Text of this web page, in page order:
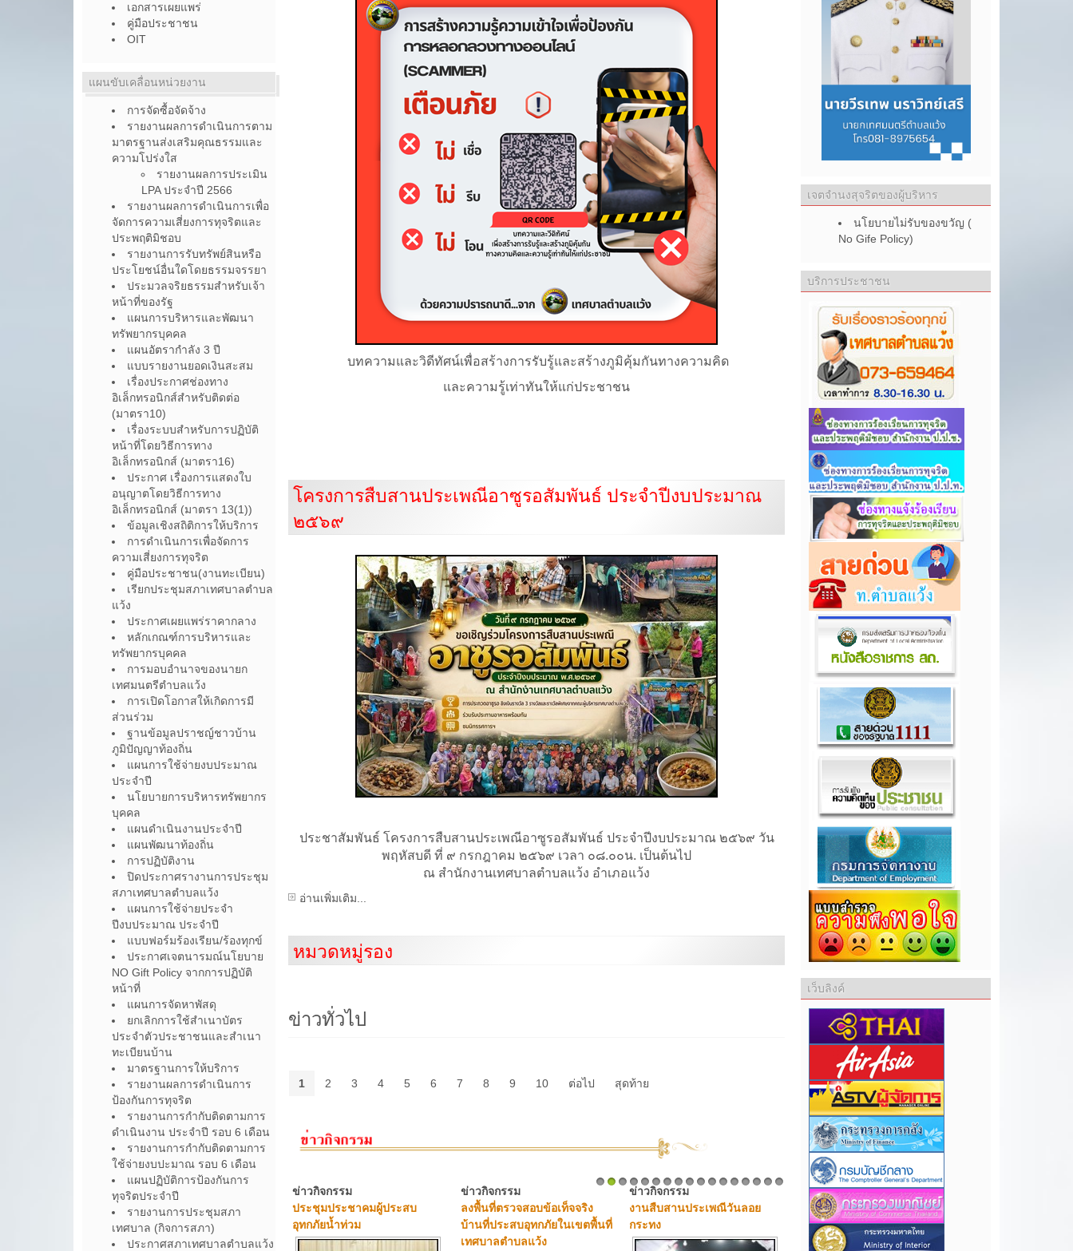
เอกสารเผยแพร่
คู่มือประชาชน
OIT
แผนขับเคลื่อนหน่วยงาน
การจัดซื้อจัดจ้าง
รายงานผลการดำเนินการตาม
มาตรฐานส่งเสริมคุณธรรมและ
ความโปร่งใส
รายงานผลการประเมิน
LPA ประจำปี 2566
รายงานผลการดำเนินการเพื่อ
จัดการความเสี่ยงการทุจริตและ
ประพฤติมิชอบ
รายงานการรับทรัพย์สินหรือ
ประโยชน์อื่นใดโดยธรรมจรรยา
ประมวลจริยธรรมสำหรับเจ้า
หน้าที่ของรัฐ
แผนการบริหารและพัฒนา
ทรัพยากรบุคคล
แผนอัตรากำลัง 3 ปี
แบบรายงานยอดเงินสะสม
เรื่องประกาศช่องทาง
อิเล็กทรอนิกส์สำหรับติดต่อ
(มาตรา10)
เรื่องระบบสำหรับการปฏิบัติ
หน้าที่โดยวิธีการทาง
อิเล็กทรอนิกส์ (มาตรา16)
ประกาศ เรื่องการแสดงใบ
อนุญาตโดยวิธีการทาง
อิเล็กทรอนิกส์ (มาตรา 13(1))
ข้อมูลเชิงสถิติการให้บริการ
การดำเนินการเพื่อจัดการ
ความเสี่ยงการทุจริต
คู่มือประชาชน(งานทะเบียน)
เรียกประชุมสภาเทศบาลตำบล
แว้ง
ประกาศเผยแพร่ราคากลาง
หลักเกณฑ์การบริหารและ
ทรัพยากรบุคคล
การมอบอำนาจของนายก
เทศมนตรีตำบลแว้ง
การเปิดโอกาสให้เกิดการมี
ส่วนร่วม
ฐานข้อมูลปราชญ์ชาวบ้าน
ภูมิปัญญาท้องถิ่น
แผนการใช้จ่ายงบประมาณ
ประจำปี
นโยบายการบริหารทรัพยากร
บุคคล
แผนดำเนินงานประจำปี
แผนพัฒนาท้องถิ่น
การปฏิบัติงาน
ปิดประกาศรางานการประชุม
สภาเทศบาลตำบลแว้ง
แผนการใช้จ่ายประจำ
ปีงบประมาณ ประจำปี
แบบฟอร์มร้องเรียน/ร้องทุกข์
ประกาศเจตนารมณ์นโยบาย
NO Gift Policy จากการปฏิบัติ
หน้าที่
แผนการจัดหาพัสดุ
ยกเลิกการใช้สำเนาบัตร
ประจำตัวประชาชนและสำเนา
ทะเบียนบ้าน
มาตรฐานการให้บริการ
รายงานผลการดำเนินการ
ป้องกันการทุจริต
รายงานการกำกับติดตามการ
ดำเนินงาน ประจำปี รอบ 6 เดือน
รายงานการกำกับติดตามการ
ใช้จ่ายงบปะมาณ รอบ 6 เดือน
แผนปฏิบัติการป้องกันการ
ทุจริตประจำปี
รายงานการประชุมสภา
เทศบาล (กิจการสภา)
ประกาศสภาเทศบาลตำบลแว้ง
บทความและวิดีทัศน์เพื่อสร้างการรับรู้และสร้างภูมิคุ้มกันทางความคิด
และความรู้เท่าทันให้แก่ประชาชน
โครงการสืบสานประเพณีอาซูรอสัมพันธ์ ประจำปีงบประมาณ
๒๕๖๙
ประชาสัมพันธ์ โครงการสืบสานประเพณีอาซูรอสัมพันธ์ ประจำปีงบประมาณ ๒๕๖๙ วัน
พฤหัสบดี ที่ ๙ กรกฎาคม ๒๕๖๙ เวลา ๐๘.๐๐น. เป็นต้นไป
ณ สำนักงานเทศบาลตำบลแว้ง อำเภอแว้ง
อ่านเพิ่มเติม...
หมวดหมู่รอง
ข่าวทั่วไป
1 2 3 4 5 6 7 8 9 10 ต่อไป สุดท้าย
4 5 6 7 8 9
ข่าวกิจกรรม
ประชุมแต่งตั้งคณะกรรมการ
กลั่นกรองการประเมินผลการ
ปฏิบัติงานของพนักงานจ้าง
ข่าวกิจกรรม
ลงพื้นที่เพื่อติดตั้งยางชะลอ
ความเร็ว
ข่าวกิจกรรม
พิธีปล่อยริ้วขบวนแห่ทางบก
งานของดีเมืองนราธิวาส
ประจำปี ๒๕๖๘
เจตจำนงสุจริตของผู้บริหาร
นโยบายไม่รับของขวัญ (
No Gife Policy)
บริการประชาชน
เว็บลิงค์